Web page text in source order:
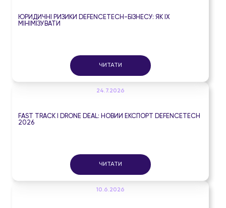
ЮРИДИЧНІ РИЗИКИ DEFENCETECH-БІЗНЕСУ: ЯК ЇХ
МІНІМІЗУВАТИ
ЧИТАТИ
24.7.2026
FAST TRACK І DRONE DEAL: НОВИЙ ЕКСПОРТ DEFENCETECH
2026
ЧИТАТИ
10.6.2026